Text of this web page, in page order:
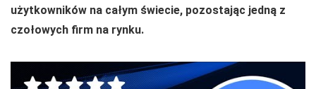
użytkowników na całym świecie, pozostając jedną z
czołowych firm na rynku.